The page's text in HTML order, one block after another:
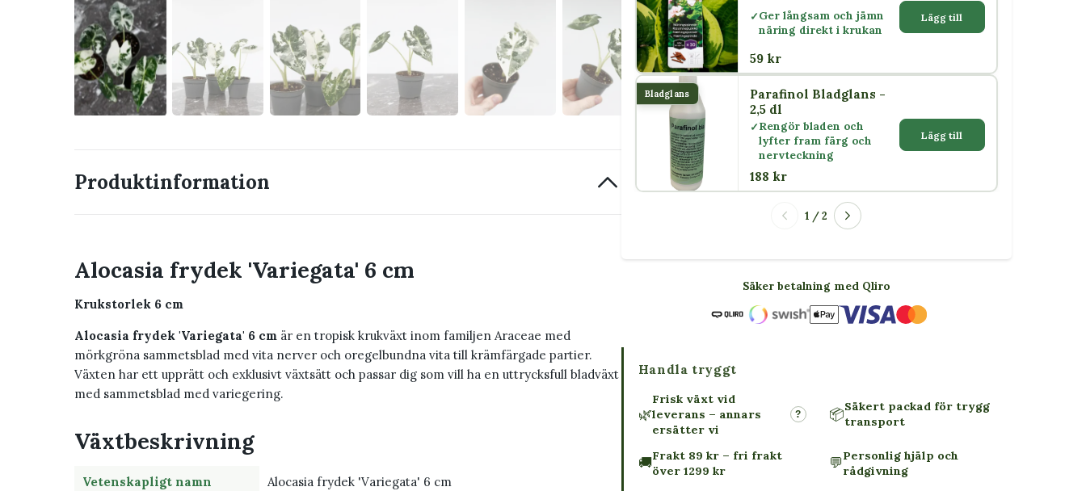
Produktinformation
Alocasia frydek 'Variegata' 6 cm
Krukstorlek 6 cm
Alocasia frydek 'Variegata' 6 cm är en tropisk krukväxt inom familjen Araceae med
mörkgröna sammetsblad med vita nerver och oregelbundna vita till krämfärgade partier.
Växten har ett upprätt och exklusivt växtsätt och passar dig som vill ha en uttrycksfull bladväxt
med sammetsblad med variegering.
Växtbeskrivning
Vetenskapligt namn Alocasia frydek 'Variegata' 6 cm
Ger långsam och jämn
näring direkt i krukan
59 kr
Lägg till
Bladglans
Parafinol Bladglans -
2,5 dl
Rengör bladen och
lyfter fram färg och
nervteckning
188 kr
Lägg till
1 / 2
Säker betalning med Qliro
Handla tryggt
🌿
Frisk växt vid
leverans – annars
ersätter vi
? 📦Säkert packad för trygg
transport
🚚Frakt 89 kr – fri frakt
över 1299 kr
💬Personlig hjälp och
rådgivning